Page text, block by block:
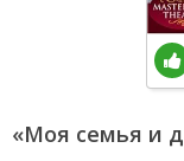
«Моя семья и